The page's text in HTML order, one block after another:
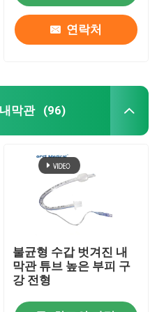
연락처
막관 (96)
불균형 수갑 벗겨진 내
막관 튜브 높은 부피 구
강 전형